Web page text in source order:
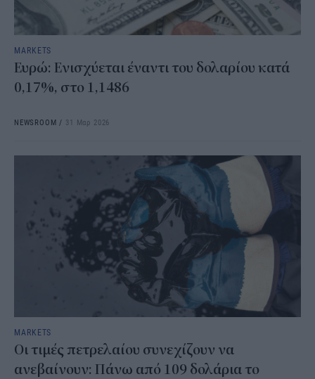
MARKETS
Ευρώ: Ενισχύεται έναντι του δολαρίου κατά
0,17%, στο 1,1486
NEWSROOM / 31 Μαρ 2026
MARKETS
Οι τιμές πετρελαίου συνεχίζουν να
ανεβαίνουν: Πάνω από 109 δολάρια το